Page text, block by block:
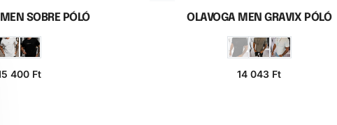
SOBRE PÓLÓ
400 Ft
OLAVOGA MEN GRAVIX PÓLÓ
14 043 Ft